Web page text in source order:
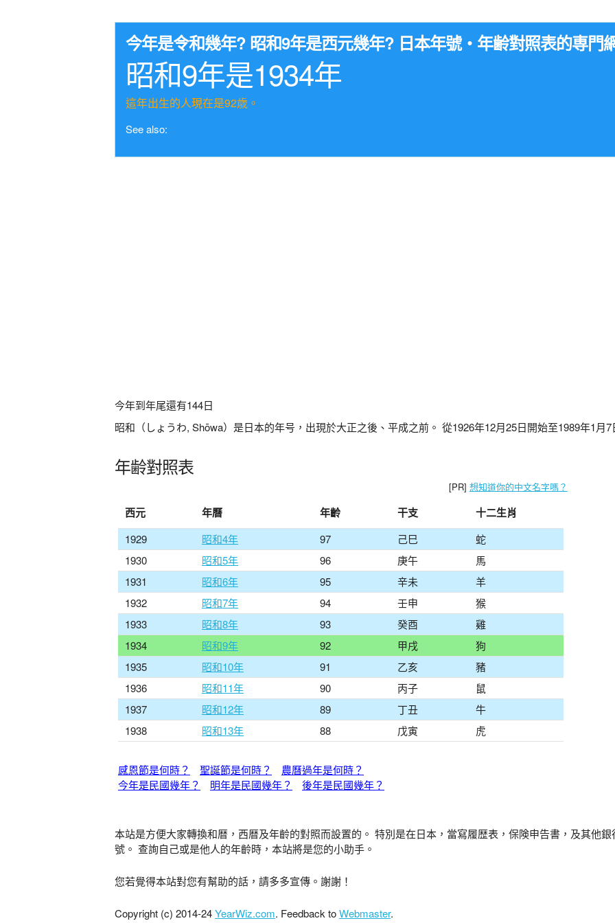
今年是令和幾年? 昭和9年是西元幾年? 日本年號・年齢對照表的専門
昭和9年是1934年
這年出生的人現在是92歳。
See also:
今年到年尾還有144日
昭和（しょうわ, Shōwa）是日本的年号，出現於大正之後、平成之前。 從1926年12月25日開始至1989年1月7
年齢對照表
[PR] 想知道你的中文名字嗎？
西元 年曆 年齡 干支 十二生肖
1929 昭和4年 97 己巳
蛇
1930
昭和5年 96 庚午
馬
1931
昭和6年 95 辛未
羊
1932
昭和7年 94 壬申
猴
1933
昭和8年 93 癸酉
雞
1934
昭和9年 92 甲戌
狗
1935
昭和10年 91 乙亥
豬
1936
昭和11年 90 丙子
鼠
1937
昭和12年 89 丁丑
牛
1938
昭和13年 88 戊寅 虎
感恩節是何時？ 聖誕節是何時？
農曆過年是何時？
今年是民國幾年？
明年是民國幾年？ 後年是民國幾年？
本站是方便大家轉換和暦，西暦及年齡的對照而設置的。 特別是在日本，當寫履歴表，保険申告書，及其他
號。 查詢自己或是他人的年齡時，本站將是您的小助手。
您若覺得本站對您有幫助的話，請多多宣傳。謝謝！
Copyright (c) 2014-24YearWiz.com. Feedback toWebmaster.